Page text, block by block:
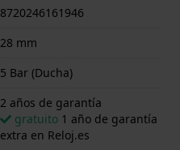
8720246161946
28 mm
5 Bar (Ducha)
2 años de garantía
gratuito 1 año de garantía
extra en Reloj.es